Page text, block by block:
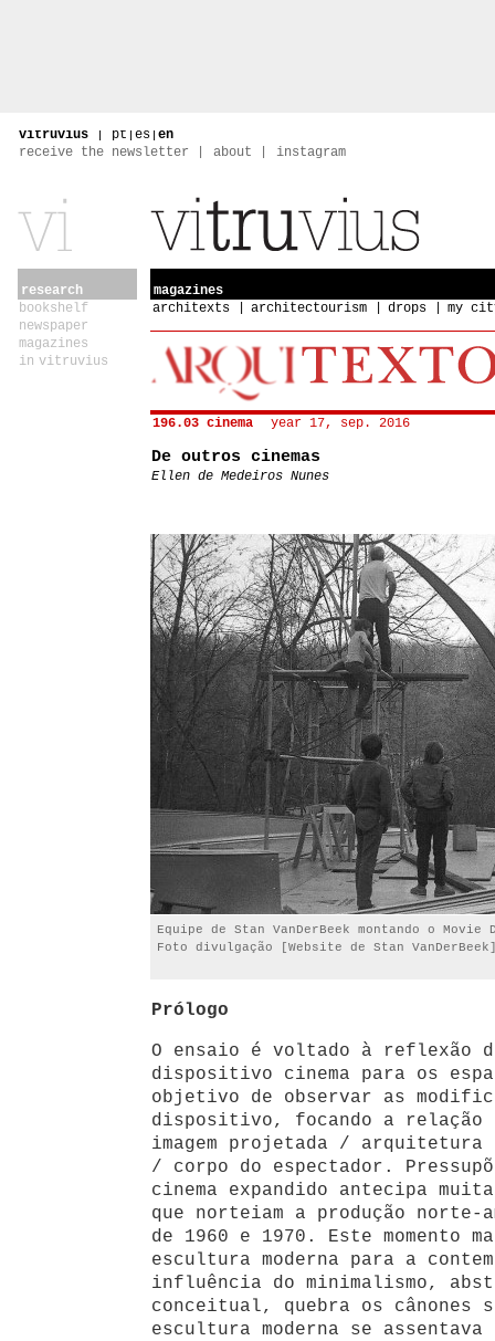
vitruvius | pt | es | en
receive the newsletter
about instagram
research
bookshelf
newspaper
magazines
in vitruvius
magazines
architexts
architectourism drops my
196.03 cinema year 17, sep. 2016
De outros cinemas
Ellen de Medeiros Nunes
Equipe de Stan VanDerBeek montando o Movie
Foto divulgação [Website de Stan
Prólogo
O ensaio é voltado à reflexão
dispositivo cinema para os
objetivo de observar as
dispositivo, focando a
imagem projetada / arquitetura
/ corpo do espectador.
cinema expandido antecipa
que norteiam a produção norte-
de 1960 e 1970. Este momento
escultura moderna para a
influência do minimalismo,
conceitual, quebra os cânones
escultura moderna se assentava